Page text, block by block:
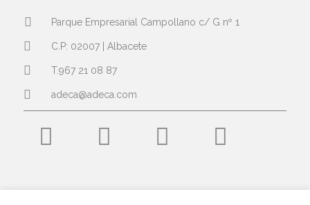
Parque Empresarial Campollano c/ G nº 1
C.P: 02007 | Albacete
T.967 21 08 87
adeca@adeca.com